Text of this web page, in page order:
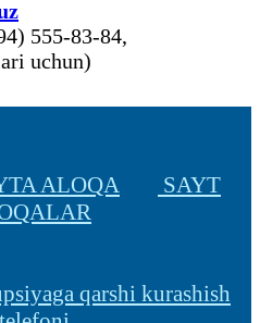
555-83-84,
uchun)
ALOQA
SAYT
qarshi kurashish